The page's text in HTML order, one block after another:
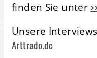
finden Sie unter
Unsere
Arttrado.de